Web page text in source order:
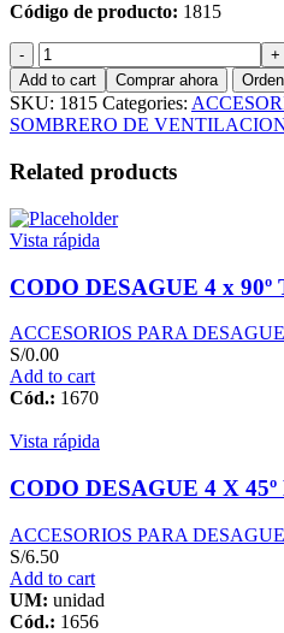
Código de producto: 1815
SOMBRERO
VENTILACION
2"
MATUSITA
quantity
Add to cart Comprar ahora
SKU: 1815 Categories:
SOMBRERO DE
Related products
Vista rápida
CODO DESAGUE 4 x
ACCESORIOS PARA DESAGUE
S/0.00
Add to cart
Cód.: 1670
Vista rápida
CODO DESAGUE 4 X
ACCESORIOS PARA DESAGUE
S/6.50
Add to cart
UM: unidad
Cód.: 1656